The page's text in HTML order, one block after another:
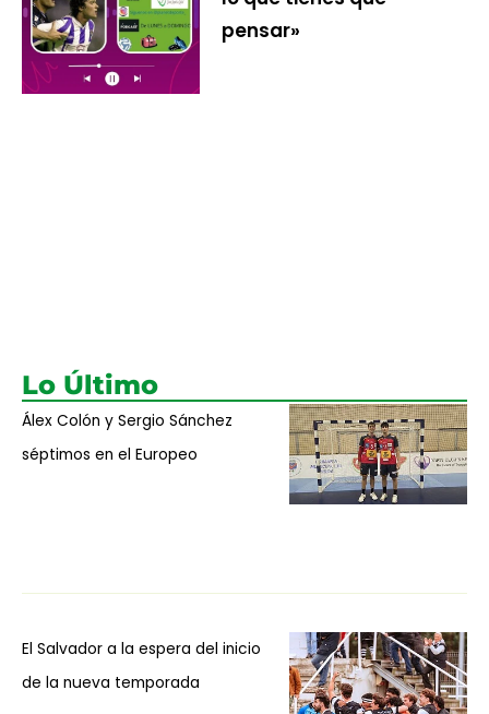
pensar»
Lo Último
Álex Colón y Sergio Sánchez
séptimos en el Europeo
El Salvador a la espera del inicio
de la nueva temporada